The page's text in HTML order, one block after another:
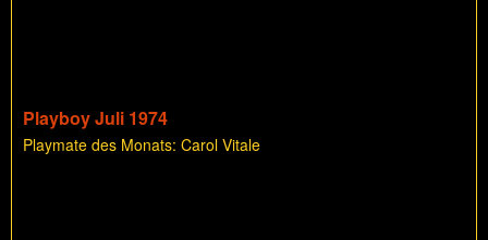
Playboy Juli 1974
Playmate des Monats: Carol Vitale